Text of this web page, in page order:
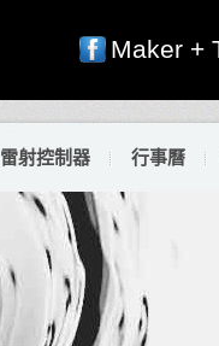
Maker +
雷射控制器 行事曆